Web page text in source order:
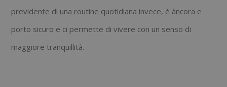
previdente di una routine quotidiana invece, è àncora e
porto sicuro e ci permette di vivere con un senso di
maggiore tranquillità.